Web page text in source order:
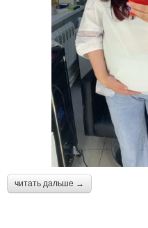
читать дальше →